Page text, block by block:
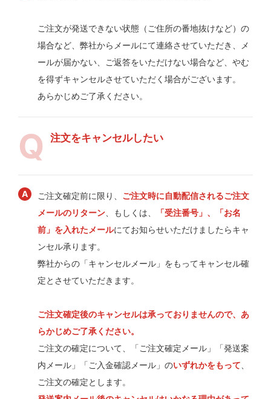
ご注文が発送できない状態（ご住所の番地抜けなど）の
場合など、弊社からメールにて連絡させていただき、メ
ールが届かない、ご返答をいただけない場合など、やむ
を得ずキャンセルさせていただく場合がございます。
あらかじめご了承ください。
注文をキャンセルしたい
ご注文確定前に限り、 ご注文時に自動配信されるご注文
メールのリターン 、もしくは、
「受注番号」、「お名
前」を入れたメールにてお知らせいただけましたらキャ
ンセル承ります。
弊社からの「キャンセルメール」をもってキャンセル確
定とさせていただきます。
ご注文確定後のキャンセルは承っておりませんので、あ
らかじめご了承ください。
ご注文の確定について、「ご注文確定メール」「発送案
内メール」「ご入金確認メール」のいずれかをもって
ご注文の確定とします。